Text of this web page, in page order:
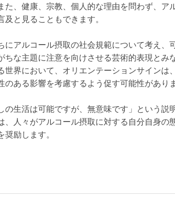
た、健康、宗教、個人的な理由を問わず、ア
と見ることもできます。
にアルコール摂取の社会規範について考え、
ちな主題に注意を向けさせる芸術的表現とみ
世界において、オリエンテーションサインは
ある影響を考慮するよう促す可能性があり
の生活は可能ですが、無意味です」という説
、人々がアルコール摂取に対する自分自身の
励します。